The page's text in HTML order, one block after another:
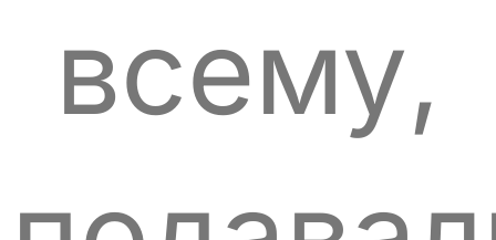
всему,